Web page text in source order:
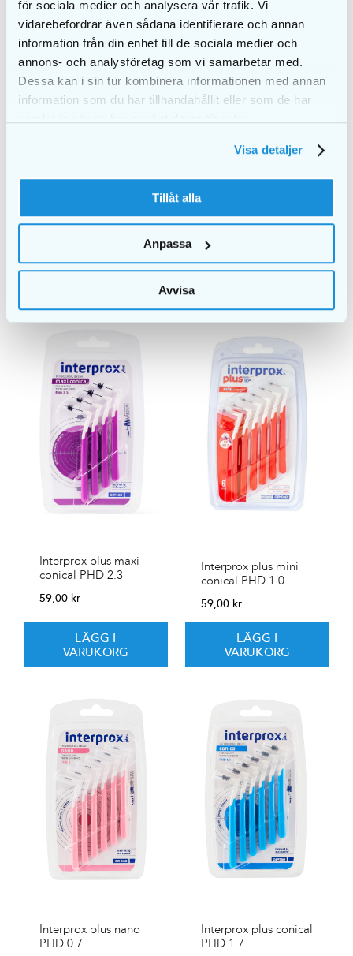
för sociala medier och analysera vår trafik. Vi
vidarebefordrar även sådana identifierare och annan
information från din enhet till de sociala medier och
annons- och analysföretag som vi samarbetar med.
Dessa kan i sin tur kombinera informationen med annan
information som du har tillhandahållit eller som de har
Visa detaljer
Tillåt alla
Anpassa
Avvisa
Flexibel och slitstark konstruktion
– för daglig
användning
Så använder du
mellanrumsborsten
För in borsten försiktigt mellan tänderna – den ska
inte tvingas in utan glida lätt. Rengör med mjuka
rörelser fram och tillbaka för att effektivt avlägsna
LIKNANDE PRODUKTER
Interprox plus maxi
conical PHD 2.3
59,00 kr
LÄGG I
VARUKORG
Interprox plus mini
conical PHD 1.0
59,00 kr
LÄGG I
VARUKORG
Interprox plus nano
PHD 0.7
Interprox plus conical
PHD 1.7